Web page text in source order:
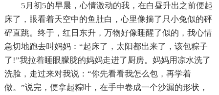
5月初5的早晨，心情激动的我，在白昼升出之前便起
床了，眼看着天空中的鱼肚白，心里像揣了只小兔似的砰
砰直跳。终于，红日东升，万物好像睡醒了似的，我心情
急切地跑去叫妈妈：“起床了，太阳都出来了，该包粽子
了!”我拉着睡眼朦胧的妈妈走进了厨房。妈妈用凉水洗了
洗脸，走过来对我说：“你先看看我怎么包，再学着
做。”说完，便拿起粽叶，在手中卷成一个沙漏的形状，